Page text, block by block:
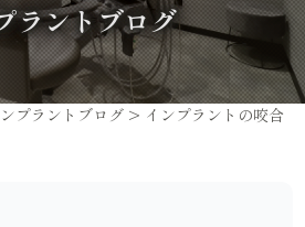
ラントブログ
プラントブログ > インプラントの咬合